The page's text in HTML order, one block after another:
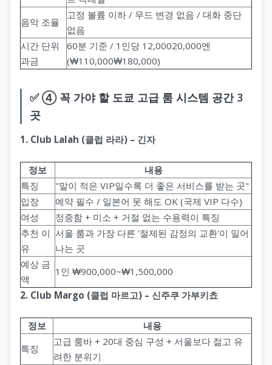
음악 조율
고정 볼륨 이하 / 무드 변경 없음 / 대화 중단
없음
시간 단위
과금
60분 기준 / 1인당 12,00020,000엔
(₩110,000₩180,000)
✅ ④ 꼭 가야 할 도쿄 고급 룸 시스템 공간 3
곳
1. Club Lalah (클럽 라라) – 긴자
정보
내용
특징
"말이 적은 VIP일수록 더 좋은 서비스를 받는 곳"
입장
예약 필수 / 일본어 못 해도 OK (국제 VIP 다수)
여성
정중함 + 미소 + 거절 없는 수용력이 특징
추천 이
유
서울 룸과 가장 다른 '절제된 감정의 교환'이 일어
나는 곳
예상 금
액
1인 ₩900,000~₩1,500,000
2. Club Margo (클럽 마르고) – 신주쿠 가부키쵸
정보
내용
특징
고급 룸바 + 20대 중심 구성 + 서울보다 젊고 유
려한 분위기